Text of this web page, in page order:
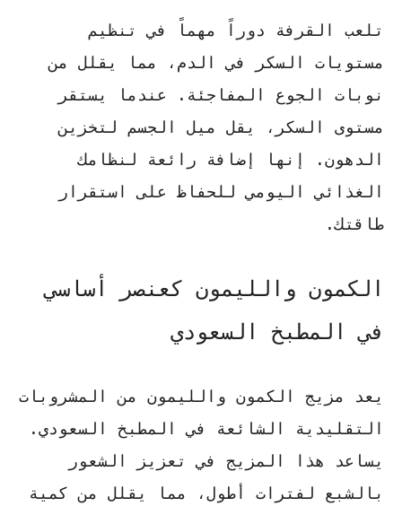
تلعب القرفة دوراً مهماً في تنظيم
مستويات السكر في الدم، مما يقلل من
نوبات الجوع المفاجئة. عندما يستقر
مستوى السكر، يقل ميل الجسم لتخزين
الدهون. إنها إضافة رائعة لنظامك
الغذائي اليومي للحفاظ على استقرار
طاقتك.
الكمون والليمون كعنصر أساسي
في المطبخ السعودي
يعد مزيج الكمون والليمون من المشروبات
التقليدية الشائعة في المطبخ السعودي.
يساعد هذا المزيج في تعزيز الشعور
بالشبع لفترات أطول، مما يقلل من كمية